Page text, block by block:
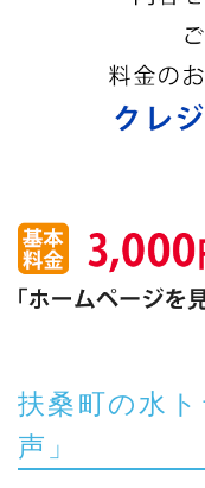
扶桑町の水
声」